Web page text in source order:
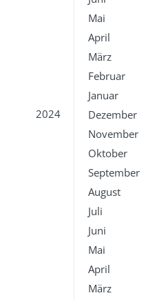
Mai
April
März
Februar
Januar
2024
Dezember
November
Oktober
September
August
Juli
Juni
Mai
April
März